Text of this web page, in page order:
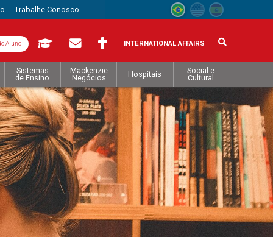
Trabalhe Conosco
Aluno INTERNATIONAL AFFAIRS
Sistemas
de Ensino
Mackenzie
Negócios
Hospitais
Social e
Cultural